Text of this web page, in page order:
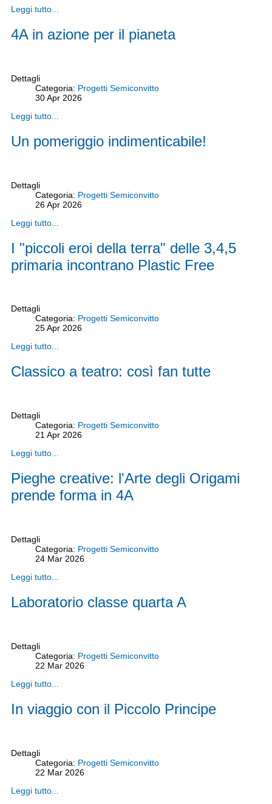
Leggi tutto...
4A in azione per il pianeta
Dettagli
Categoria: Progetti Semiconvitto
30Apr 2026
Leggi tutto...
Un pomeriggio indimenticabile!
Dettagli
Categoria: Progetti Semiconvitto
26Apr 2026
Leggi tutto...
I "piccoli eroi della terra" delle 3,4,5
primaria incontrano Plastic Free
Dettagli
Categoria: Progetti Semiconvitto
25Apr 2026
Leggi tutto...
Classico a teatro: così fan tutte
Dettagli
Categoria: Progetti Semiconvitto
21Apr 2026
Leggi tutto...
Pieghe creative: l'Arte degli Origami
prende forma in 4A
Dettagli
Categoria: Progetti Semiconvitto
24 Mar 2026
Leggi tutto...
Laboratorio classe quarta A
Dettagli
Categoria: Progetti Semiconvitto
22 Mar 2026
Leggi tutto...
In viaggio con il Piccolo Principe
Dettagli
Categoria: Progetti Semiconvitto
22 Mar 2026
Leggi tutto...